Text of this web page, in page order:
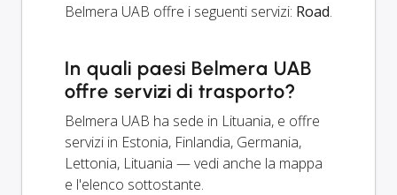
Belmera UAB offre i seguenti servizi: Road.
In quali paesi Belmera UAB
offre servizi di trasporto?
Belmera UAB ha sede in Lituania, e offre
servizi in Estonia, Finlandia, Germania,
Lettonia, Lituania — vedi anche la mappa
e l'elenco sottostante.